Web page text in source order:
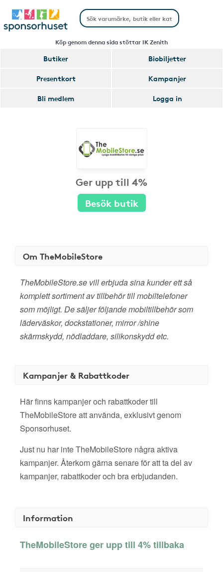
Köp genom denna sida stöttar IK Zenith
Butiker
Biobiljetter
Presentkort
Kampanjer
Bli medlem
Logga in
Ger upp till 4%
Besök butik
Om TheMobileStore
TheMobileStore.se vill erbjuda sina kunder ett så
komplett sortiment av tillbehör till mobiltelefoner
som möjligt. De säljer följande mobiltillbehör som
läderväskor, dockstationer, mirror /shine
skärmskydd, nödladdare, silikonskydd etc.
Kampanjer & Rabattkoder
Här finns kampanjer och rabattkoder till
TheMobileStore att använda, exklusivt genom
Sponsorhuset.
Just nu har inte TheMobileStore några aktiva
kampanjer. Återkom gärna senare för att ta del av
kampanjer, rabattkoder och bra erbjudanden.
Information
TheMobileStore ger upp till 4% tillbaka